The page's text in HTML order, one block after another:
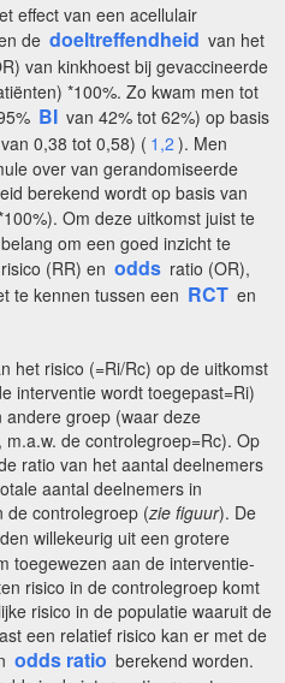
effect van een acellulair
de doeltreffendheid van het
van kinkhoest bij gevaccineerde
*100%. Zo kwam men tot
BI van 42% tot 62%) op basis
0,38 tot 0,58) ( 1,2 ). Men
over van gerandomiseerde
berekend wordt op basis van
Om deze uitkomst juist te
om een goed inzicht te
(RR) en odds ratio (OR),
te kennen tussen een RCT en
het risico (=Ri/Rc) op de uitkomst
interventie wordt toegepast=Ri)
groep (waar deze
de controlegroep=Rc). Op
ratio van het aantal deelnemers
aantal deelnemers in
de controlegroep (zie figuur). De
willekeurig uit een grotere
toegewezen aan de interventie-
risico in de controlegroep komt
risico in de populatie waaruit de
een relatief risico kan er met de
odds ratio berekend worden.